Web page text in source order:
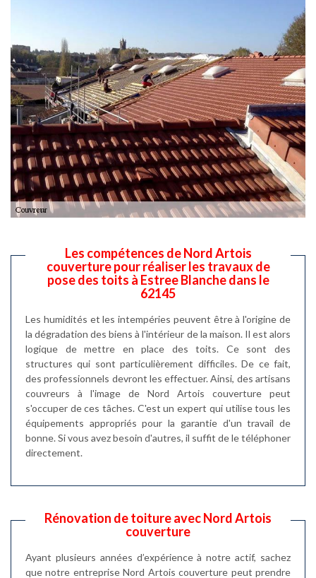
Les compétences de Nord Artois
couverture pour réaliser les travaux de
pose des toits à Estree Blanche dans le
62145
Les humidités et les intempéries peuvent être à l'origine de
la dégradation des biens à l'intérieur de la maison. Il est alors
logique de mettre en place des toits. Ce sont des
structures qui sont particulièrement difficiles. De ce fait,
des professionnels devront les effectuer. Ainsi, des artisans
couvreurs à l'image de Nord Artois couverture peut
s'occuper de ces tâches. C'est un expert qui utilise tous les
équipements appropriés pour la garantie d'un travail de
bonne. Si vous avez besoin d'autres, il suffit de le téléphoner
directement.
Rénovation de toiture avec Nord Artois
couverture
Ayant plusieurs années d’expérience à notre actif, sachez
que notre entreprise Nord Artois couverture peut prendre